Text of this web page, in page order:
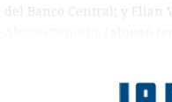
del Banco Central; y Elian